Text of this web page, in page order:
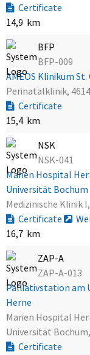
Certificate
14,9 km
BFP
BFP-009
AMEOS Klinikum
Perinatalklinik,
Certificate
15,4 km
NSK
NSK-041
Marien Hospital
Universität Bochum
Medizinische Klinik
Certificate
16,7 km
ZAP-A
ZAP-A-013
Palliativstation am
Herne
Marien Hospital
Universität
Certificate